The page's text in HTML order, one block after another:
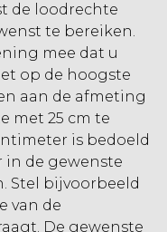
de loodrechte
te bereiken.
mee dat u
op de hoogste
aan de afmeting
met 25 cm te
is bedoeld
in de gewenste
Stel bijvoorbeeld
van de
De gewenste